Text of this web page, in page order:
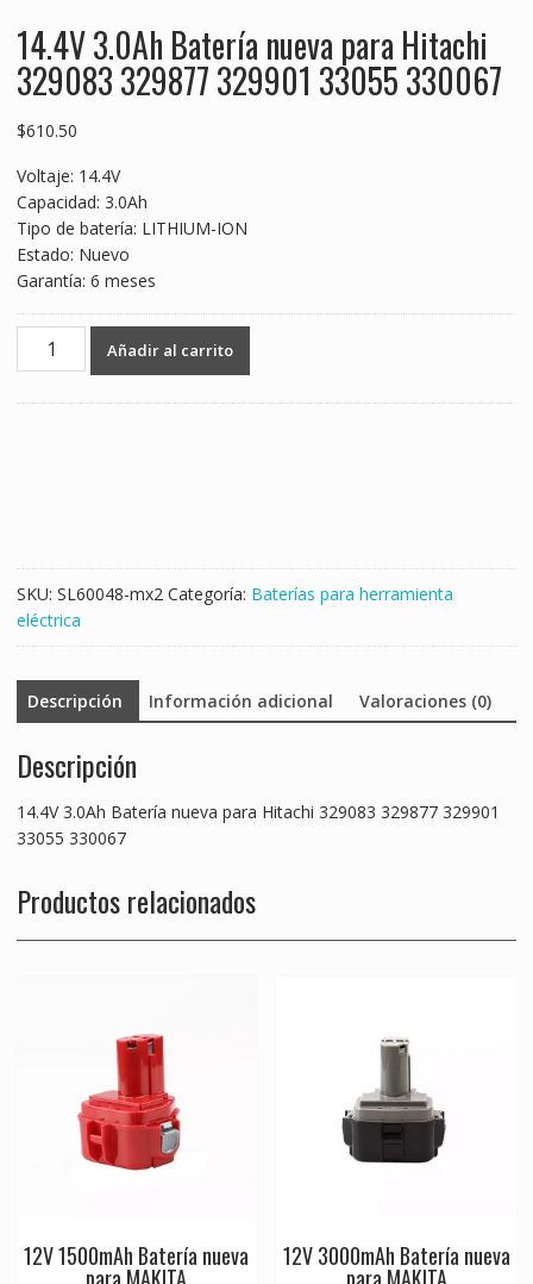
14.4V 3.0Ah Batería nueva para Hitachi
329083 329877 329901 33055 330067
$610.50
Voltaje: 14.4V
Capacidad: 3.0Ah
Tipo de batería: LITHIUM-ION
Estado: Nuevo
Garantía: 6 meses
14.4V
3.0Ah
33055
330067
cantidad
Añadir al carrito
SKU: SL60048-mx2 Categoría: Baterías para herramienta
eléctrica
Descripción Información adicional Valoraciones (0)
Descripción
14.4V 3.0Ah Batería nueva para Hitachi 329083 329877 329901
33055 330067
Productos relacionados
12V 1500mAh Batería nueva 12V 3000mAh Batería nueva